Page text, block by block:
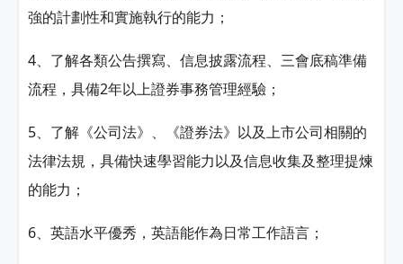
強的計劃性和實施執行的能力；
4、了解各類公告撰寫、信息披露流程、三會底稿準備
流程，具備2年以上證券事務管理經驗；
5、了解《公司法》、《證券法》以及上市公司相關的
法律法規，具備快速學習能力以及信息收集及整理提煉
的能力；
6、英語水平優秀，英語能作為日常工作語言；